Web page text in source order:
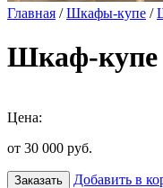
Главная /Шкафы-купе /
Шкаф-купе
Цена:
от 30 000 руб.
Заказать Добавить в